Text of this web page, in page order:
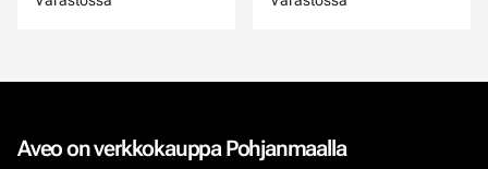
Aveo on verkkokauppa Pohjanmaalla